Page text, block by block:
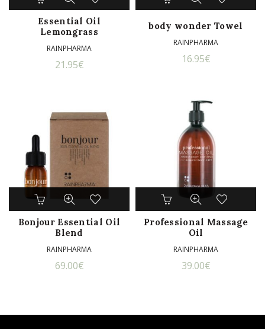
Essential Oil
Lemongrass
RAINPHARMA
21.95€
body wonder Towel
RAINPHARMA
16.95€
Bonjour Essential Oil
Blend
RAINPHARMA
69.00€
Professional Massage
Oil
RAINPHARMA
39.00€